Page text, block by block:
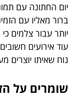
יום החתונה עם
ברור מאליו עם
יותר עבור צלמים
עוד אירועים
נוח שאיתו יוצרים
שומרים על